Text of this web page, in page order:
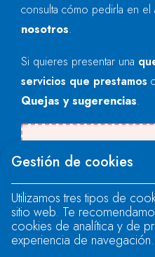
consulta cómo pedirla en el
nosotros.
Si quieres presentar una
servicios que prestamos
Quejas y sugerencias.
"text".
Se produjo un
"text".
Gestión de cookies
Utilizamos tres tipos de
sitio web. Te
cookies de analítica y de
experiencia de navegación.